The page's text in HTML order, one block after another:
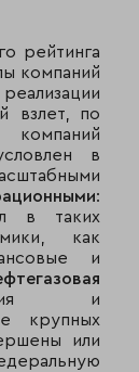
рейтинга
компаний
взлет, по
в
:
в таких
как
и
и
крупных
или